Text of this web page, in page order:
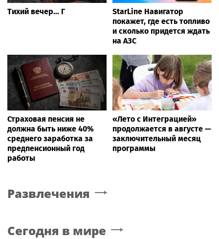
Тихий вечер... Г
StarLine Навигатор
покажет, где есть топливо
и сколько придется ждать
на АЗС
Страховая пенсия не
должна быть ниже 40%
среднего заработка за
предпенсионный год
работы
«Лето с Интеграцией»
продолжается в августе —
заключительный месяц
программы
Развлечения
Сегодня в мире